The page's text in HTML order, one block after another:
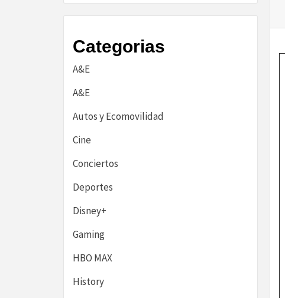
Categorias
A&E
A&E
Autos y Ecomovilidad
Cine
Conciertos
Deportes
Disney+
Gaming
HBO MAX
History